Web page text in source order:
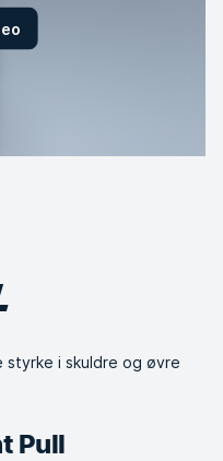
i skuldre og øvre
Pull